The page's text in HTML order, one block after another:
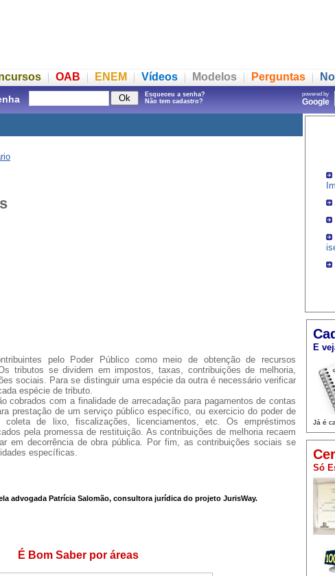
OAB ENEM Vídeos Modelos Perguntas
Esqueceu a senha?
Não tem cadastro?
powered by
Google
E
Já é
Só
pelo Poder Público como meio de obtenção de recursos
tributos se dividem em impostos, taxas, contribuições de melhoria,
sociais. Para se distinguir uma espécie da outra é necessário verificar
espécie de tributo.
cobrados com a finalidade de arrecadação para pagamentos de contas
prestação de um serviço público específico, ou exercicio do poder de
coleta de lixo, fiscalizações, licenciamentos, etc. Os empréstimos
pela promessa de restituição. As contribuições de melhoria recaem
em decorrência de obra pública. Por fim, as contribuições sociais se
específicas.
advogada Patrícia Salomão, consultora jurídica do projeto JurisWay.
É Bom Saber por áreas